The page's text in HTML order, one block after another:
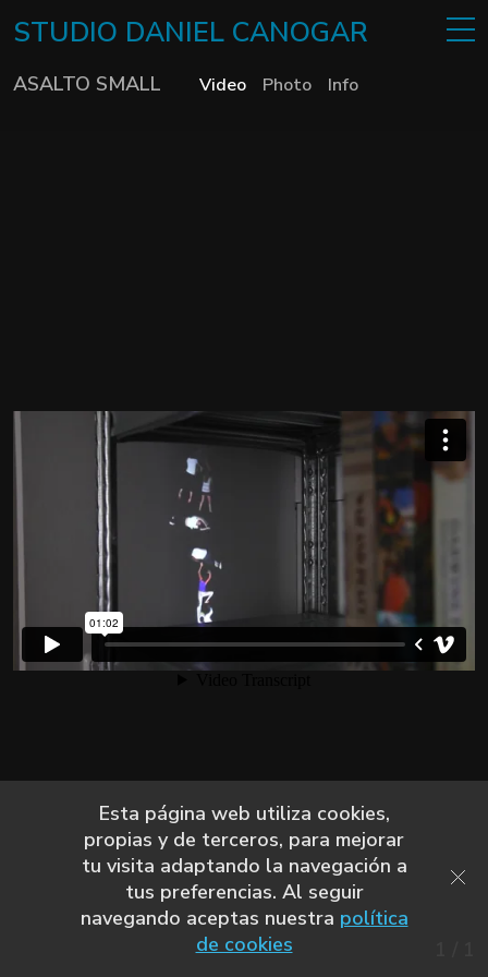
STUDIO DANIEL CANOGAR
ASALTO SMALL Video Photo Info
Esta página web utiliza cookies,
propias y de terceros, para mejorar
tu visita adaptando la navegación a
tus preferencias. Al seguir
navegando aceptas nuestra política
de cookies